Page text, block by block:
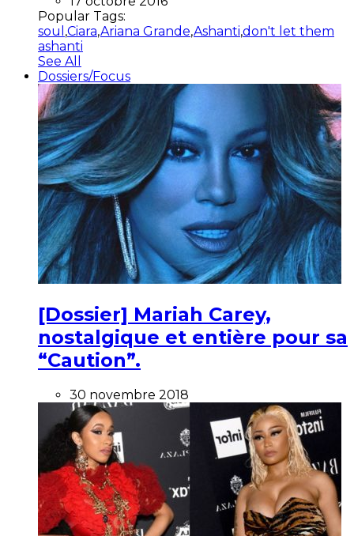
Popular Tags:
soul ,Ciara,Ariana Grande,Ashanti,don't let them
ashanti
See All
Dossiers/Focus
[Dossier] Mariah Carey,
nostalgique et entière pour sa
“Caution”.
30 novembre 2018